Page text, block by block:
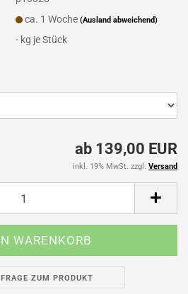
ca. 1 Woche(Ausland abweichend)
- kg je Stück
ab 139,00 EUR
inkl. 19% MwSt. zzgl. Versand
FRAGE ZUM PRODUKT